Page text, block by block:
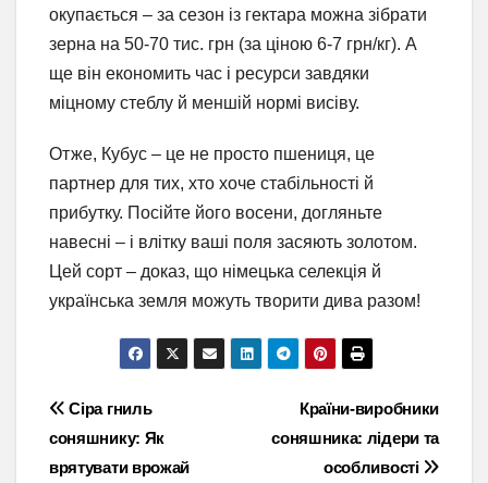
окупається – за сезон із гектара можна зібрати
зерна на 50-70 тис. грн (за ціною 6-7 грн/кг). А
ще він економить час і ресурси завдяки
міцному стеблу й меншій нормі висіву.
Отже, Кубус – це не просто пшениця, це
партнер для тих, хто хоче стабільності й
прибутку. Посійте його восени, догляньте
навесні – і влітку ваші поля засяють золотом.
Цей сорт – доказ, що німецька селекція й
українська земля можуть творити дива разом!
Навігація
записів
Країни-виробники
соняшника: лідери та
особливості
Сіра гниль
соняшнику: Як
врятувати врожай